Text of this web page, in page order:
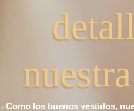
Como los buenos vestidos,